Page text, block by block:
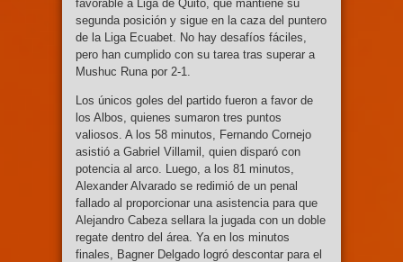
favorable a Liga de Quito, que mantiene su
segunda posición y sigue en la caza del puntero
de la Liga Ecuabet. No hay desafíos fáciles,
pero han cumplido con su tarea tras superar a
Mushuc Runa por 2-1.
Los únicos goles del partido fueron a favor de
los Albos, quienes sumaron tres puntos
valiosos. A los 58 minutos, Fernando Cornejo
asistió a Gabriel Villamil, quien disparó con
potencia al arco. Luego, a los 81 minutos,
Alexander Alvarado se redimió de un penal
fallado al proporcionar una asistencia para que
Alejandro Cabeza sellara la jugada con un doble
regate dentro del área. Ya en los minutos
finales, Bagner Delgado logró descontar para el